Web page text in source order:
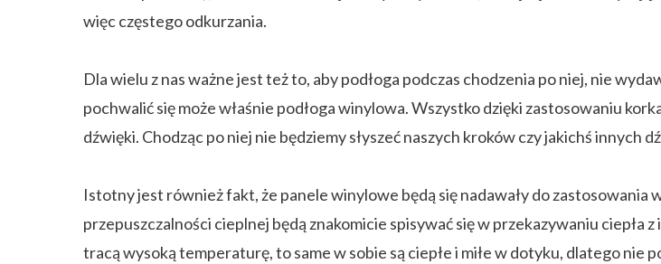
więc częstego odkurzania.
Dla wielu z nas ważne jest też to, aby podłoga podczas chodzenia po niej, nie
pochwalić się może właśnie podłoga winylowa. Wszystko dzięki zastosowaniu
dźwięki. Chodząc po niej nie będziemy słyszeć naszych kroków czy jakichś innych
Istotny jest również fakt, że panele winylowe będą się nadawały do
przepuszczalności cieplnej będą znakomicie spisywać się w przekazywaniu ciepła
tracą wysoką temperaturę, to same w sobie są ciepłe i miłe w dotyku, dlatego nie